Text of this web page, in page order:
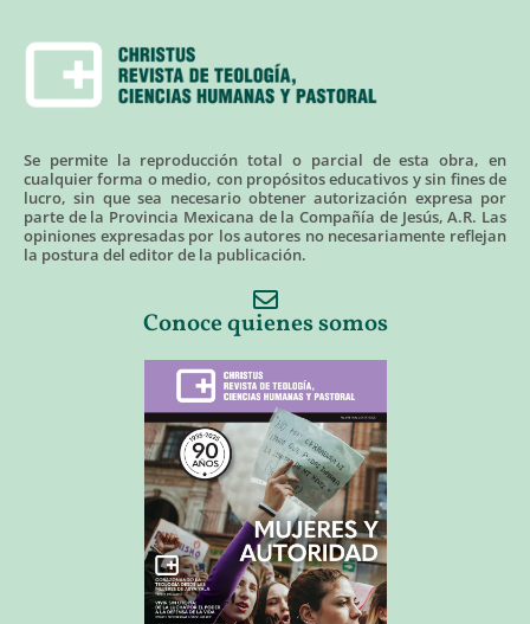
Se permite la reproducción total o parcial de esta obra, en
cualquier forma o medio, con propósitos educativos y sin fines de
lucro, sin que sea necesario obtener autorización expresa por
parte de la Provincia Mexicana de la Compañía de Jesús, A.R. Las
opiniones expresadas por los autores no necesariamente reflejan
la postura del editor de la publicación.
Conoce quienes somos